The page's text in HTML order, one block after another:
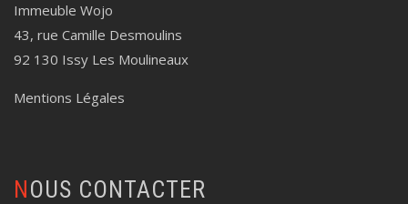
Immeuble Wojo
43, rue Camille Desmoulins
92 130 Issy Les Moulineaux
Mentions Légales
NOUS CONTACTER